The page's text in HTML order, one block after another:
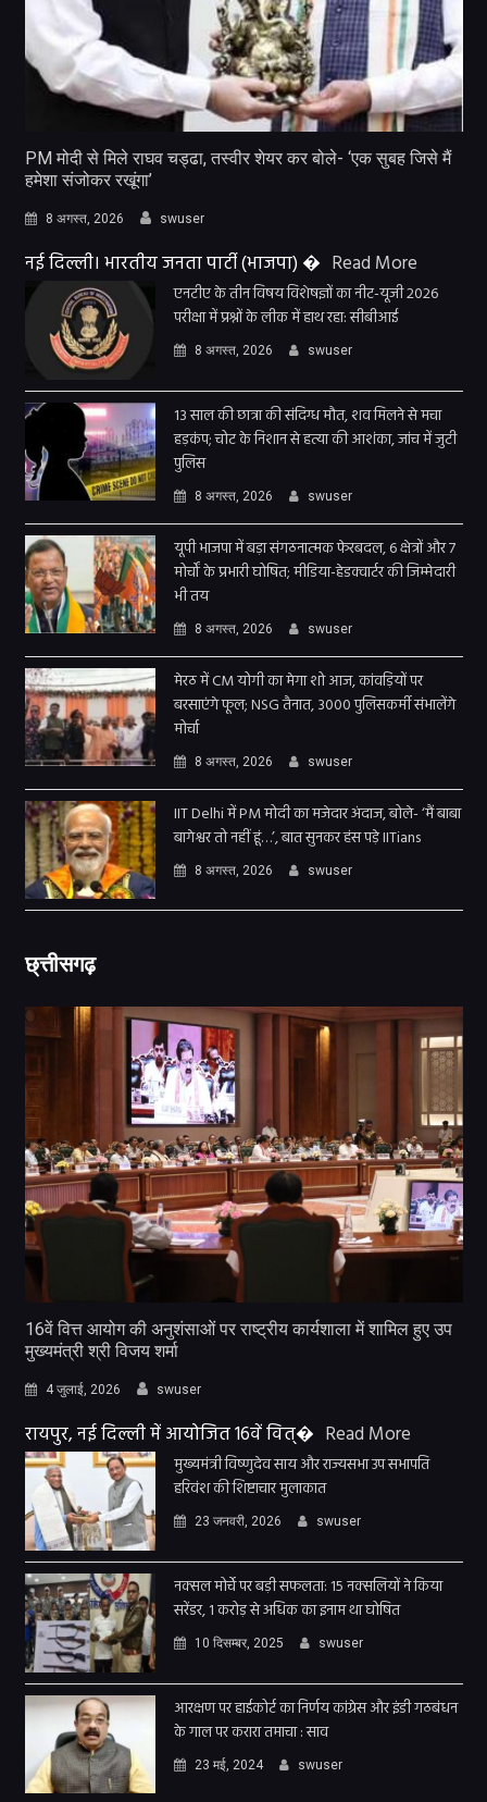
PM मोदी से मिले राघव चड्ढा, तस्वीर शेयर कर बोले- ‘एक सुबह जिसे मैं
हमेशा संजोकर रखूंगा’
8 अगस्त, 2026 swuser
नई दिल्ली। भारतीय जनता पार्टी (भाजपा) � Read More
एनटीए के तीन विषय विशेषज्ञों का नीट-यूजी 2026
परीक्षा में प्रश्नों के लीक में हाथ रहा: सीबीआई
8 अगस्त, 2026 swuser
13 साल की छात्रा की संदिग्ध मौत, शव मिलने से मचा
हड़कंप; चोट के निशान से हत्या की आशंका, जांच में जुटी
पुलिस
8 अगस्त, 2026 swuser
यूपी भाजपा में बड़ा संगठनात्मक फेरबदल, 6 क्षेत्रों और 7
मोर्चों के प्रभारी घोषित; मीडिया-हेडक्वार्टर की जिम्मेदारी
भी तय
8 अगस्त, 2026 swuser
मेरठ में CM योगी का मेगा शो आज, कांवड़ियों पर
बरसाएंगे फूल; NSG तैनात, 3000 पुलिसकर्मी संभालेंगे
मोर्चा
8 अगस्त, 2026 swuser
IIT Delhi में PM मोदी का मजेदार अंदाज, बोले- ‘मैं बाबा
बागेश्वर तो नहीं हूं…’, बात सुनकर हंस पड़े IITians
8 अगस्त, 2026 swuser
छ्त्तीसगढ़
16वें वित्त आयोग की अनुशंसाओं पर राष्ट्रीय कार्यशाला में शामिल हुए उप
मुख्यमंत्री श्री विजय शर्मा
4 जुलाई, 2026 swuser
रायपुर, नई दिल्ली में आयोजित 16वें वित्� Read More
मुख्यमंत्री विष्णुदेव साय और राज्यसभा उप सभापति
हरिवंश की शिष्टाचार मुलाकात
23 जनवरी, 2026 swuser
नक्सल मोर्चे पर बड़ी सफलता: 15 नक्सलियों ने किया
सरेंडर, 1 करोड़ से अधिक का इनाम था घोषित
10 दिसम्बर, 2025 swuser
आरक्षण पर हाईकोर्ट का निर्णय कांग्रेस और इंडी गठबंधन
के गाल पर करारा तमाचा : साव
23 मई, 2024 swuser